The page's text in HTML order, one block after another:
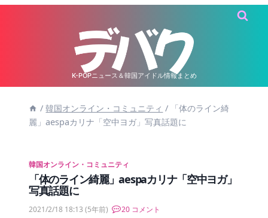
K-POPニュース＆韓国アイドル情報まとめ
/ 韓国オンライン・コミュニティ /
「体のライン綺
麗」aespaカリナ「空中ヨガ」写真話題に
韓国オンライン・コミュニティ
「体のライン綺麗」aespaカリナ「空中ヨガ」
写真話題に
2021/2/18 18:13 (5年前) 20 コメント